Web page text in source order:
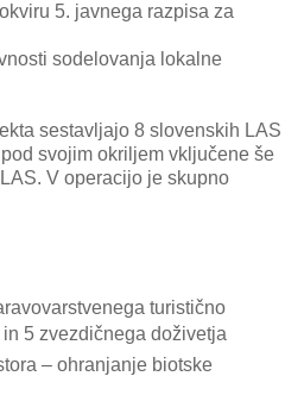
5. javnega razpisa za
sodelovanja lokalne
sestavljajo 8 slovenskih LAS
svojim okriljem vključene še
V operacijo je skupno
turistično
5 zvezdičnega doživetja
– ohranjanje biotske